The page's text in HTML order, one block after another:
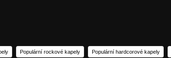
Populární rockové kapely Populární hardcorové kapely